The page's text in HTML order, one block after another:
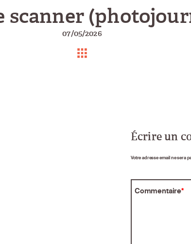
scanner
07/05/2026
Écrire un
Votre adresse email ne sera
Commentaire*